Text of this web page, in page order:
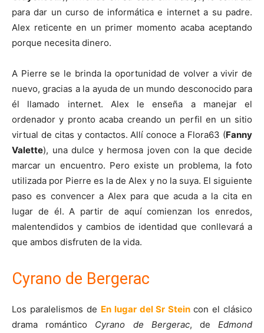
para dar un curso de informática e internet a su padre.
Alex reticente en un primer momento acaba aceptando
porque necesita dinero.
A Pierre se le brinda la oportunidad de volver a vivir de
nuevo, gracias a la ayuda de un mundo desconocido para
él llamado internet. Alex le enseña a manejar el
ordenador y pronto acaba creando un perfil en un sitio
virtual de citas y contactos. Allí conoce a Flora63 (Fanny
Valette), una dulce y hermosa joven con la que decide
marcar un encuentro. Pero existe un problema, la foto
utilizada por Pierre es la de Alex y no la suya. El siguiente
paso es convencer a Alex para que acuda a la cita en
lugar de él. A partir de aquí comienzan los enredos,
malentendidos y cambios de identidad que conllevará a
que ambos disfruten de la vida.
Cyrano de Bergerac
Los paralelismos de En lugar del Sr Stein con el clásico
drama romántico Cyrano de Bergerac, deEdmond